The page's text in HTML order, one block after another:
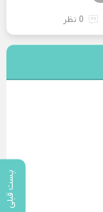
پست قبلی
0 نظر